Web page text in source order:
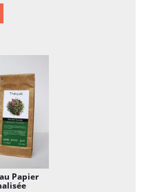
une impression
Papier